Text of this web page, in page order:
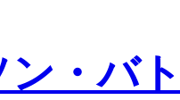
ン・バ